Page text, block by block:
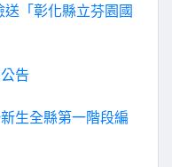
送「彰化縣立芬園國
告
生全縣第一階段編